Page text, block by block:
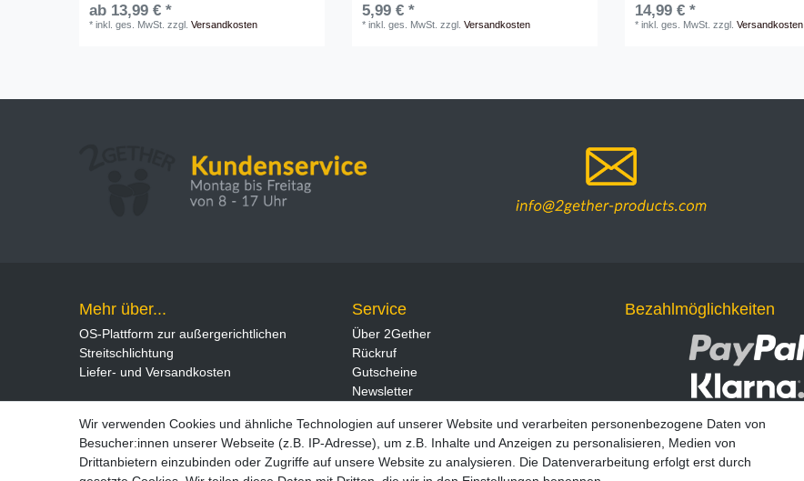
ab 13,99 € *
*inkl. ges. MwSt. zzgl.Versandkosten
5,99 € *
*inkl. ges. MwSt. zzgl.Versandkosten
14,99 € *
*inkl. ges. MwSt. zzgl.Versandkosten
Mehr über...
OS-Plattform zur außergerichtlichen
Streitschlichtung
Liefer- und Versandkosten
Service
Über 2Gether
Rückruf
Gutscheine
Newsletter
Bezahlmöglichkeiten
Wir verwenden Cookies und ähnliche Technologien auf unserer Website und verarbeiten personenbezogene Daten von
Besucher:innen unserer Webseite (z.B. IP-Adresse), um z.B. Inhalte und Anzeigen zu personalisieren, Medien von
Drittanbietern einzubinden oder Zugriffe auf unsere Website zu analysieren. Die Datenverarbeitung erfolgt erst durch